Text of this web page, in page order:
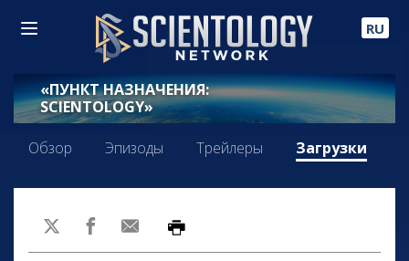
RU
«ПУНКТ НАЗНАЧЕНИЯ:
SCIENTOLOGY»
Обзор Эпизоды Трейлеры Загрузки